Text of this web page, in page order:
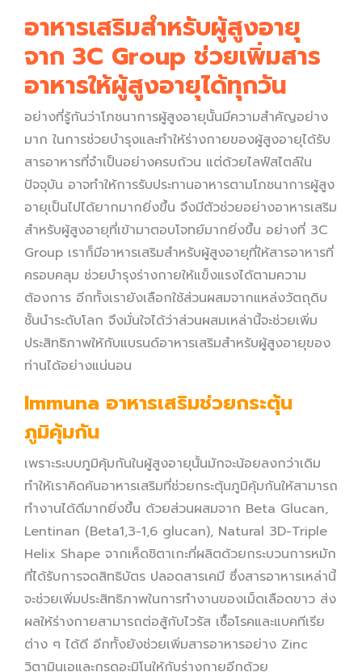
อาหารเสริมสำหรับผู้สูงอายุ
จาก 3C Group ช่วยเพิ่มสาร
อาหารให้ผู้สูงอายุได้ทุกวัน
อย่างที่รู้กันว่าโภชนาการผู้สูงอายุนั้นมีความสำคัญอย่าง
มาก ในการช่วยบำรุงและทำให้ร่างกายของผู้สูงอายุได้รับ
สารอาหารที่จำเป็นอย่างครบถ้วน แต่ด้วยไลฟ์สไตล์ใน
ปัจจุบัน อาจทำให้การรับประทานอาหารตามโภชนาการผู้สูง
อายุเป็นไปได้ยากมากยิ่งขึ้น จึงมีตัวช่วยอย่างอาหารเสริม
สำหรับผู้สูงอายุที่เข้ามาตอบโจทย์มากยิ่งขึ้น อย่างที่ 3C
Group เราก็มีอาหารเสริมสำหรับผู้สูงอายุที่ให้สารอาหารที่
ครอบคลุม ช่วยบำรุงร่างกายให้แข็งแรงได้ตามความ
ต้องการ อีกทั้งเรายังเลือกใช้ส่วนผสมจากแหล่งวัตถุดิบ
ชั้นนำระดับโลก จึงมั่นใจได้ว่าส่วนผสมเหล่านี้จะช่วยเพิ่ม
ประสิทธิภาพให้กับแบรนด์อาหารเสริมสำหรับผู้สูงอายุของ
ท่านได้อย่างแน่นอน
Immuna อาหารเสริมช่วยกระตุ้น
ภูมิคุ้มกัน
เพราะระบบภูมิคุ้มกันในผู้สูงอายุนั้นมักจะน้อยลงกว่าเดิม
ทำให้เราคิดค้นอาหารเสริมที่ช่วยกระตุ้นภูมิคุ้มกันให้สามารถ
ทำงานได้ดีมากยิ่งขึ้น ด้วยส่วนผสมจาก Beta Glucan,
Lentinan (Beta1,3-1,6 glucan), Natural 3D-Triple
Helix Shape จากเห็ดชิตาเกะที่ผลิตด้วยกระบวนการหมัก
ที่ได้รับการจดสิทธิบัตร ปลอดสารเคมี ซึ่งสารอาหารเหล่านี้
จะช่วยเพิ่มประสิทธิภาพในการทำงานของเม็ดเลือดขาว ส่ง
ผลให้ร่างกายสามารถต่อสู้กับไวรัส เชื้อโรคและแบคทีเรีย
ต่าง ๆ ได้ดี อีกทั้งยังช่วยเพิ่มสารอาหารอย่าง Zinc
วิตามินเอและกรดอะมิโนให้กับร่างกายอีกด้วย